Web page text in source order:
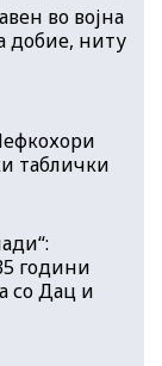
во војна
добие, ниту
таблички
години
со Дац и